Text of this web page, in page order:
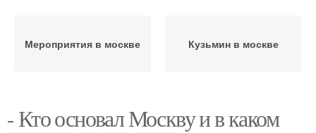
Мероприятия в москве Кузьмин в москве
- Кто основал Москву и в каком